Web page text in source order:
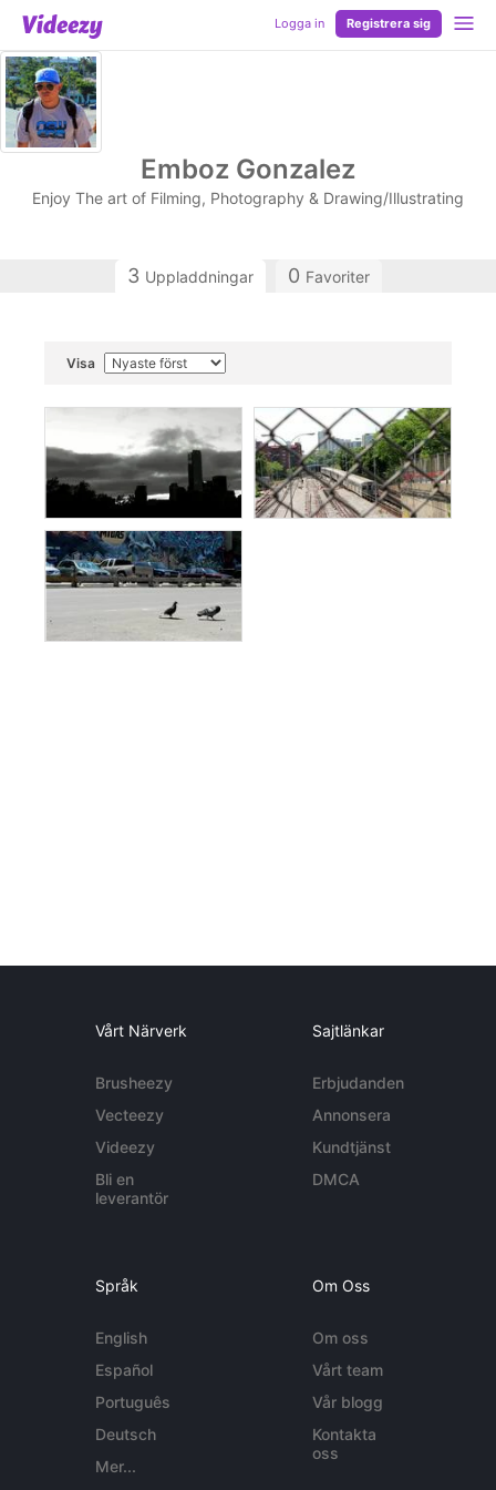
Logga in Registrera sig
Emboz Gonzalez
Enjoy The art of Filming, Photography & Drawing/Illustrating
3 Uppladdningar 0 Favoriter
Visa
Vårt Närverk
Brusheezy
Vecteezy
Videezy
Bli en
leverantör
Sajtlänkar
Erbjudanden
Annonsera
Kundtjänst
DMCA
Språk
English
Español
Português
Deutsch
Mer...
Om Oss
Om oss
Vårt team
Vår blogg
Kontakta
oss